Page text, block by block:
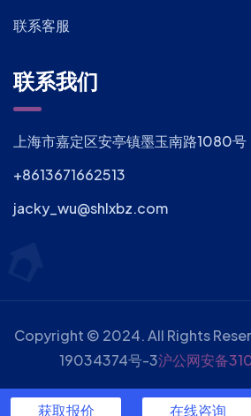
联系客服
联系我们
上海市嘉定区安亭镇墨玉南路1080号
+8613671662513
jacky_wu@shlxbz.com
Copyright © 2024. All Rights
19034374号-3沪公网安备
TAG标签
获取报价 在线咨询